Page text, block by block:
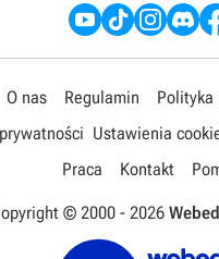
O nas Regulamin
Polityka
Ustawienia
Praca
Kontakt
© 2000 - 2026